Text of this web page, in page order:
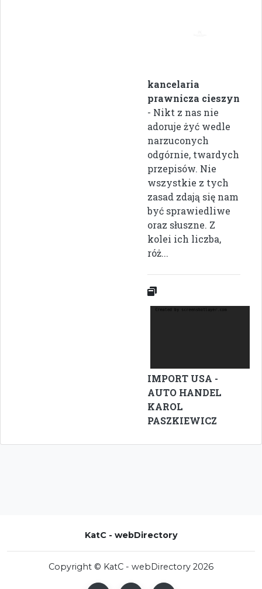
kancelaria
prawnicza cieszyn
- Nikt z nas nie
adoruje żyć wedle
narzuconych
odgórnie, twardych
przepisów. Nie
wszystkie z tych
zasad zdają się nam
być sprawiedliwe
oraz słuszne. Z
kolei ich liczba,
róż...
IMPORT USA -
AUTO HANDEL
KAROL
PASZKIEWICZ
KatC - webDirectory
Copyright © KatC - webDirectory 2026